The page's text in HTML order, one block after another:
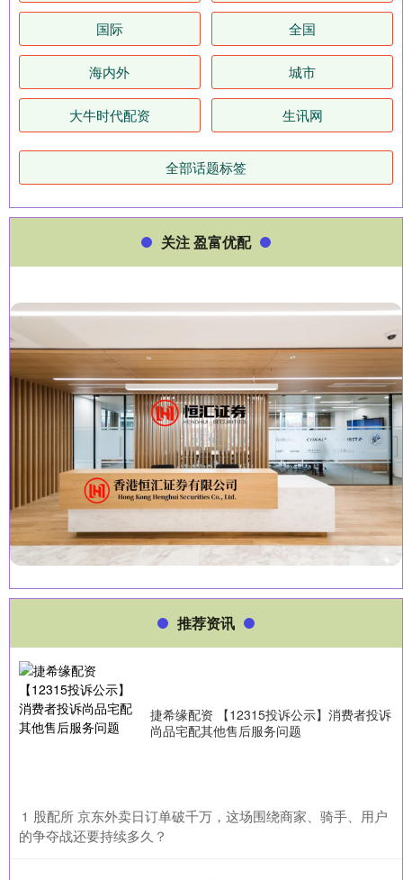
国际 全国
海内外 城市
大牛时代配资 生讯网
全部话题标签
关注 盈富优配
推荐资讯
捷希缘配资 【12315投诉公示】消费者投诉
尚品宅配其他售后服务问题
1 ​股配所 京东外卖日订单破千万，这场围绕商家、骑手、用户
的争夺战还要持续多久？